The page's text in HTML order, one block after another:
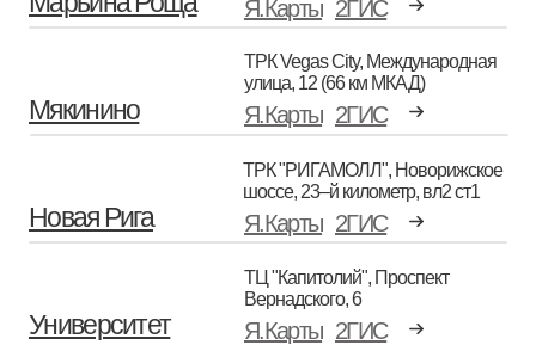
Мякинино
ТРК Vegas City, Международная
улица, 12 (66 км МКАД)
Я.Карты 2ГИС
Я.Карты 2ГИС
Новая Рига
ТРК "РИГАМОЛЛ", Новорижское
шоссе, 23–й километр, вл2 ст1
Я.Карты
Университет
2ГИС
ТЦ "Капитолий", Проспект
Вернадского, 6
Я.Карты 2ГИС